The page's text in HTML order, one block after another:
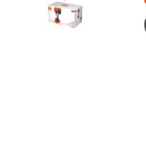
Led Bar & Proiectoare Auto